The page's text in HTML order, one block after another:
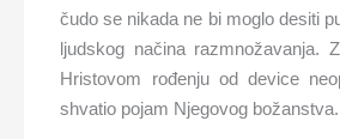
čudo se nikada ne bi moglo desiti
ljudskog načina razmnožavanja.
Hristovom rođenju od device
shvatio pojam Njegovog božanstva.